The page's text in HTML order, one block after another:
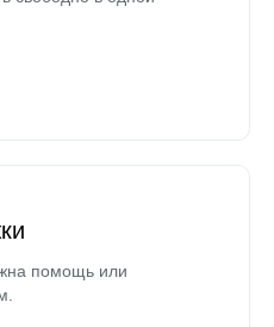
помощь или